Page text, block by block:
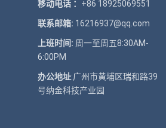
移动电话 ： +86 18925069551
联系邮箱: 16216937@qq.com
上班时间: 周一至周五8:30AM-
6:00PM
办公地址:广州市黄埔区瑞和路39
号纳金科技产业园